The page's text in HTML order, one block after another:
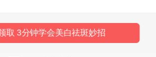
取 3分钟学会美白祛斑妙招